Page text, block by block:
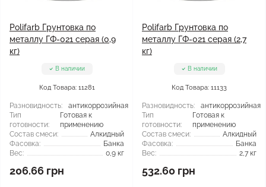
Polifarb Грунтовка по
металлу ГФ-021 серая (0,9
кг)
В наличии
Код Товара: 11281
Разновидность:
антикоррозийная
Тип
готовности:
Готовая к
применению
Состав смеси:
Алкидный
Фасовка:
Банка
Вес:
0,9 кг
206.66 грн
Polifarb Грунтовка по
металлу ГФ-021 серая (2,7
кг)
В наличии
Код Товара: 11133
Разновидность:
антикоррозийная
Тип
готовности:
Готовая к
применению
Состав смеси:
Алкидный
Фасовка:
Банка
Вес:
2,7 кг
532.60 грн